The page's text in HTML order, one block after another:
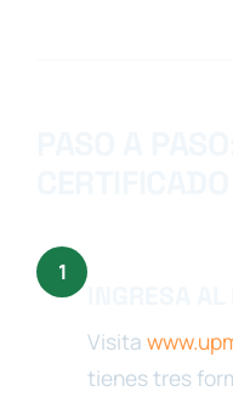
Visita
tienes tres